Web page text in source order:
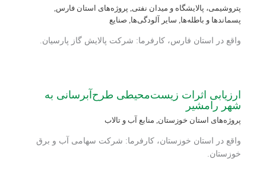
پتروشیمی، پالایشگاه و میدان نفتی, پروژه‌های استان فارس,
پسماندها و باطله‌ها, سایر آلودگی‌ها, صنایع
واقع در استان فارس، کارفرما: شرکت پالایش گاز پارسیان.
ارزیابی اثرات زیست‌محیطی طرح‌آبرسانی به
شهر رامشیر
پروژه‌های استان خوزستان, منابع آب و تالاب
واقع در استان خوزستان، کارفرما: شرکت سهامی آب و برق
خوزستان.